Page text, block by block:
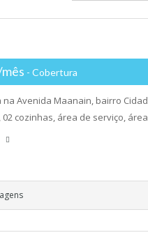
- Cobertura
Avenida Maanain, bairro
02 cozinhas, área de serviço,